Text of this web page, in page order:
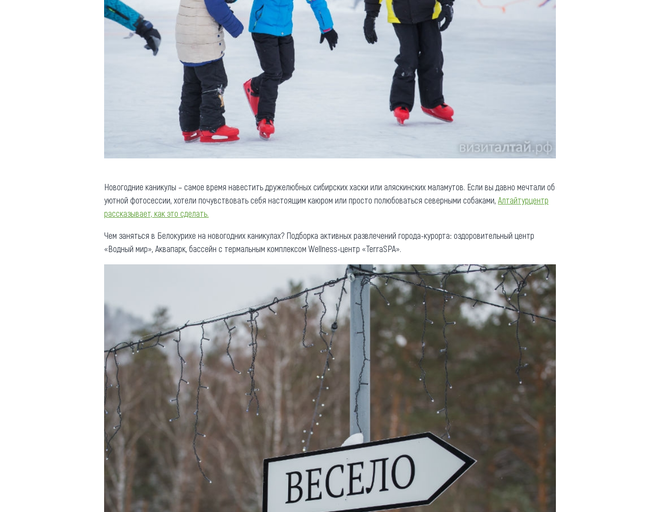
Новогодние каникулы – самое время навестить дружелюбных сибирских хаски или аляскинских маламутов. Если вы давно мечтали об
уютной фотосессии, хотели почувствовать себя настоящим каюром или просто полюбоваться северными собаками, Алтайтурцентр
рассказывает, как это сделать.
Чем заняться в Белокурихе на новогодних каникулах? Подборка активных развлечений города-курорта: оздоровительный центр
«Водный мир», Аквапарк, бассейн с термальным комплексом Wellness-центр «TerraSPA».